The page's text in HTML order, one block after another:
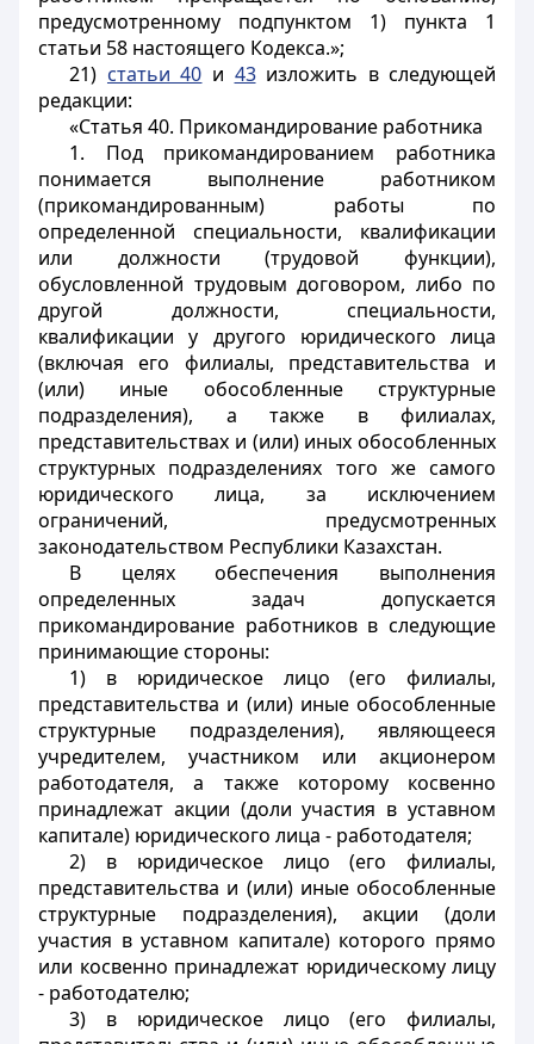
предусмотренному подпунктом 1) пункта 1
статьи 58 настоящего Кодекса.»;
21) статьи 40 и 43изложить в следующей
редакции:
«Статья 40. Прикомандирование работника
1. Под прикомандированием работника
понимается выполнение работником
(прикомандированным) работы по
определенной специальности, квалификации
или должности (трудовой функции),
обусловленной трудовым договором, либо по
другой должности, специальности,
квалификации у другого юридического лица
(включая его филиалы, представительства и
(или) иные обособленные структурные
подразделения), а также в филиалах,
представительствах и (или) иных обособленных
структурных подразделениях того же самого
юридического лица, за исключением
ограничений, предусмотренных
законодательством Республики Казахстан.
В целях обеспечения выполнения
определенных задач допускается
прикомандирование работников в следующие
принимающие стороны:
1) в юридическое лицо (его филиалы,
представительства и (или) иные обособленные
структурные подразделения), являющееся
учредителем, участником или акционером
работодателя, а также которому косвенно
принадлежат акции (доли участия в уставном
капитале) юридического лица - работодателя;
2) в юридическое лицо (его филиалы,
представительства и (или) иные обособленные
структурные подразделения), акции (доли
участия в уставном капитале) которого прямо
или косвенно принадлежат юридическому лицу
- работодателю;
3) в юридическое лицо (его филиалы,